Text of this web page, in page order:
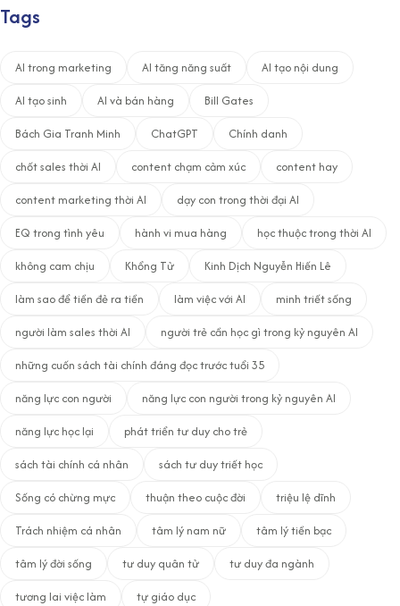
Tags
AI trong marketing AI tăng năng suất
AI tạo nội dung
AI tạo sinh
AI và bán hàng
Bill Gates
Bách Gia Tranh Minh
ChatGPT
Chính danh
chốt sales thời AI
content chạm cảm xúc
content hay
content marketing thời AI
dạy con trong thời đại AI
EQ trong tình yêu
hành vi mua hàng
học thuộc trong thời AI
không cam chịu
Khổng Tử
Kinh Dịch Nguyễn Hiến Lê
làm sao để tiền đẻ ra tiền
làm việc với AI
minh triết sống
người làm sales thời AI
người trẻ cần học gì trong kỷ nguyên AI
những cuốn sách tài chính đáng đọc trước tuổi 35
năng lực con người
năng lực con người trong kỷ nguyên AI
năng lực học lại
phát triển tư duy cho trẻ
sách tài chính cá nhân
sách tư duy triết học
Sống có chừng mực
thuận theo cuộc đời
triệu lệ dĩnh
Trách nhiệm cá nhân
tâm lý nam nữ
tâm lý tiền bạc
tâm lý đời sống
tư duy quân tử
tư duy đa ngành
tương lai việc làm
tự giáo dục